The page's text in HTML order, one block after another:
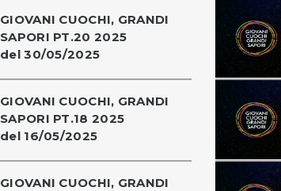
GIOVANI CUOCHI, GRANDI
SAPORI PT.20 2025
del 30/05/2025
GIOVANI CUOCHI, GRANDI
SAPORI PT.18 2025
del 16/05/2025
GIOVANI CUOCHI, GRANDI